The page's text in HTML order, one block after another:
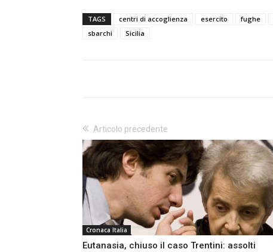
TAGS centri di accoglienza esercito fughe
sbarchi
Sicilia
Articolo precedente
Cronaca Italia
Eutanasia, chiuso il caso Trentini: assolti